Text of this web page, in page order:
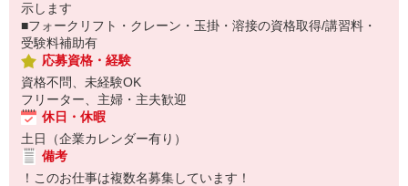
示します
■フォークリフト・クレーン・玉掛・溶接の資格取得/講習料・
受験料補助有
応募資格・経験
資格不問、未経験OK
フリーター、主婦・主夫歓迎
休日・休暇
土日（企業カレンダー有り）
備考
！このお仕事は複数名募集しています！